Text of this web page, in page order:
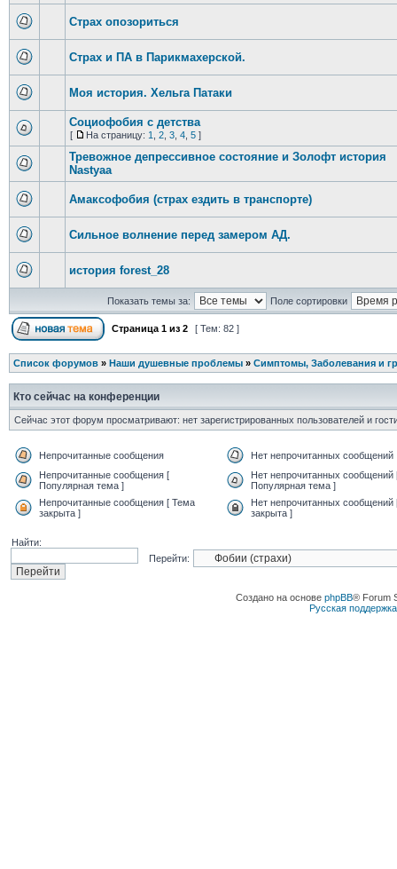
Страх опозориться
Страх и ПА в Парикмахерской.
Моя история. Хельга Патаки
Социофобия с детства
[ На страницу: 1 2, 3, 4, 5]
Тревожное депрессивное состояние и Золофт история
Nastyaa
Амаксофобия (страх ездить в транспорте)
Сильное волнение перед замером АД.
история forest_28
Показать темы за: Поле сортировки
Страница 1из 2 [ Тем: 82 ]
Список форумов» Наши душевные проблемы» Симптомы, Заболевания и
Кто сейчас на конференции
Сейчас этот форум просматривают: нет зарегистрированных пользователей и
Непрочитанные сообщения
Нет непрочитанных сообщений
Непрочитанные сообщения [
Популярная тема ]
Нет непрочитанных сообщений
Популярная тема ]
Непрочитанные сообщения [ Тема
закрыта ]
Нет непрочитанных сообщений
закрыта ]
Найти:
Перейти:
Создано на основе phpBB® Forum
Русская